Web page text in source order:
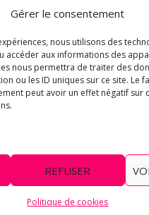
Gérer le consentement
nous utilisons des
accéder aux informations des
nous permettra de traiter des
ou les ID uniques sur ce site. Le
peut avoir un effet négatif sur
REFUSER
Politique de cookies
personnalisée. Chrisalid